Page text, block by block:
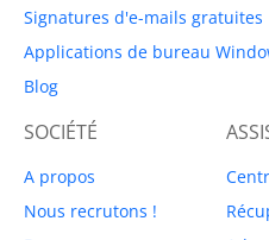
Signatures d'e-mails gratuites
Applications de bureau
Blog
SOCIÉTÉ
A propos
Nous recrutons !